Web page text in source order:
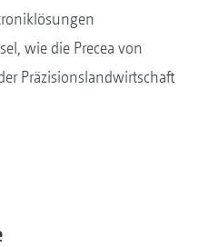
wie die Precea von
Präzisionslandwirtschaft